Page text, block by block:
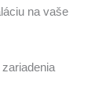
na vaše